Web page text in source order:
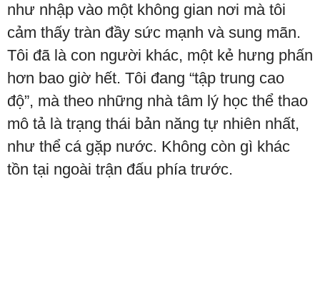
như nhập vào một không gian nơi mà tôi
cảm thấy tràn đầy sức mạnh và sung mãn.
Tôi đã là con người khác, một kẻ hưng phấn
hơn bao giờ hết. Tôi đang “tập trung cao
độ”, mà theo những nhà tâm lý học thể thao
mô tả là trạng thái bản năng tự nhiên nhất,
như thể cá gặp nước. Không còn gì khác
tồn tại ngoài trận đấu phía trước.